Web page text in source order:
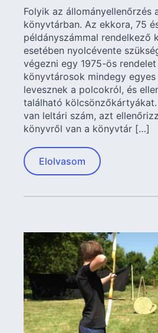
Folyik az állományellenőrzés
könyvtárban. Az ekkora, 75
példányszámmal rendelkező
esetében nyolcévente
végezni egy 1975-ös
könyvtárosok mindegy
levesznek a polcokról, és
található kölcsönzőkártyákat.
van leltári szám, azt
könyvről van a könyvtár […]
Elolvasom